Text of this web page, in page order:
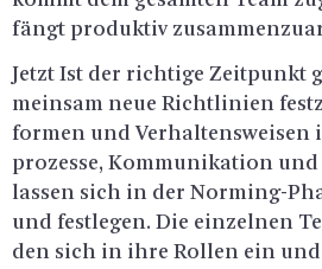
fängt pro­duk­tiv
Jetzt Ist der rich­ti­ge Zeit­punkt
mein­sam neue Richt­li­ni­en
for­men und
pro­zes­se, Kom­mu­ni­ka­ti­on
las­sen sich in der Nor­ming-
und fest­le­gen. Die ein­zel­nen
den sich in ihre Rol­len ein